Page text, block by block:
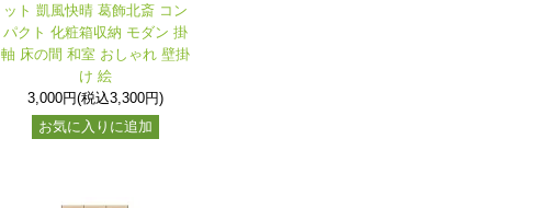
ット 凱風快晴 葛飾北斎 コン
パクト 化粧箱収納 モダン 掛
軸 床の間 和室 おしゃれ 壁掛
け 絵
3,000円(税込3,300円)
お気に入りに追加